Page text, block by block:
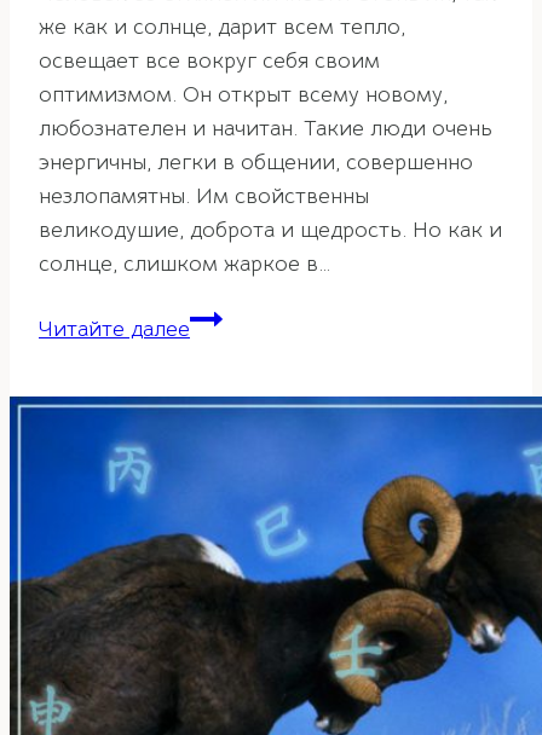
же как и солнце, дарит всем тепло,
освещает все вокруг себя своим
оптимизмом. Он открыт всему новому,
любознателен и начитан. Такие люди очень
энергичны, легки в общении, совершенно
незлопамятны. Им свойственны
великодушие, доброта и щедрость. Но как и
солнце, слишком жаркое в…
Читайте далееСтихия